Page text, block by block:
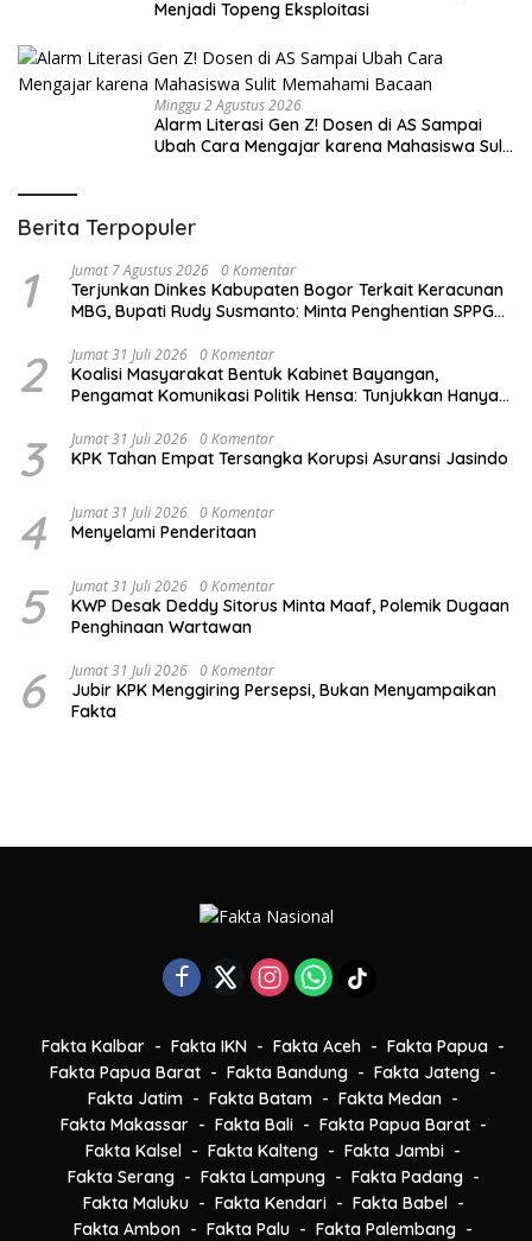
Menjadi Topeng Eksploitasi
Minggu 2 Agustus 2026
Alarm Literasi Gen Z! Dosen di AS Sampai
Ubah Cara Mengajar karena Mahasiswa Sulit
Berita Terpopuler
1 Jumat 7 Agustus 2026 0 Komentar
Terjunkan Dinkes Kabupaten Bogor Terkait Keracunan
MBG, Bupati Rudy Susmanto: Minta Penghentian SPPG
2 Jumat 31 Juli 2026 0 Komentar
Koalisi Masyarakat Bentuk Kabinet Bayangan,
Pengamat Komunikasi Politik Hensa: Tunjukkan Hanya
3 Jumat 31 Juli 2026 0 Komentar
KPK Tahan Empat Tersangka Korupsi Asuransi Jasindo
4 Jumat 31 Juli 2026 0 Komentar
Menyelami Penderitaan
5 Jumat 31 Juli 2026 0 Komentar
KWP Desak Deddy Sitorus Minta Maaf, Polemik Dugaan
Penghinaan Wartawan
6 Jumat 31 Juli 2026 0 Komentar
Jubir KPK Menggiring Persepsi, Bukan Menyampaikan
Fakta
Fakta Kalbar Fakta IKN Fakta Aceh
Fakta Papua
Fakta Papua Barat
Fakta Bandung
Fakta Jateng
Fakta Jatim
Fakta Batam
Fakta Medan
Fakta Makassar
Fakta Bali
Fakta Papua Barat
Fakta Kalsel
Fakta Kalteng
Fakta Jambi
Fakta Serang
Fakta Lampung
Fakta Padang
Fakta Maluku
Fakta Kendari
Fakta Babel
Fakta Ambon
Fakta Palu Fakta Palembang